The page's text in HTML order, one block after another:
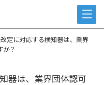
定に対応する検知器は、業界
か？
器は、業界団体認可